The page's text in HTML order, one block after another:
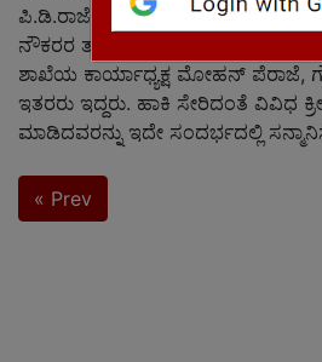
ಪಿ.ಡಿ.ರಾಜೇಶ್, ರಾಜ್ಯ ಪರಿಷತ್ತಿನ ಸದಸ್ಯ
ನೌಕರರ ತಾಲೂಕು ಘಟಕದ ಅಧ್ಯಕ್ಷ
ಶಾಖೆಯ ಕಾರ್ಯಾಧ್ಯಕ್ಷ ಮೋಹನ್ ಪೆರಾಜೆ,
ಇತರರು ಇದ್ದರು. ಹಾಕಿ ಸೇರಿದಂತೆ ವಿವಿಧ
ಮಾಡಿದವರನ್ನು ಇದೇ ಸಂದರ್ಭದಲ್ಲಿ
« Prev